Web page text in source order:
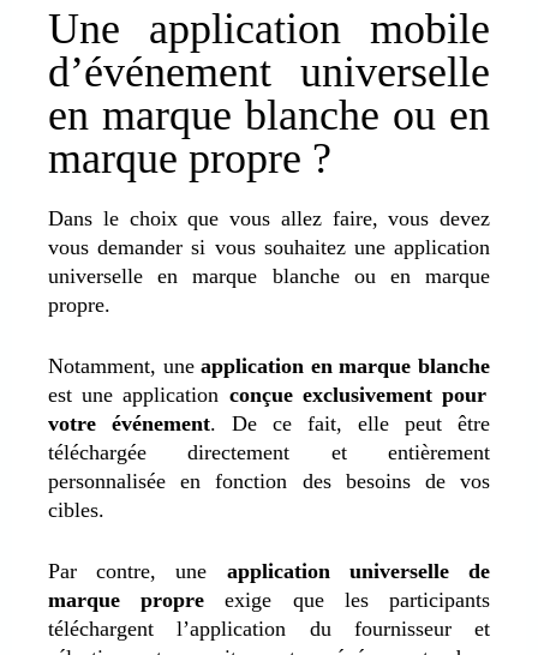
Une application mobile
d’événement universelle
en marque blanche ou en
marque propre ?
Dans le choix que vous allez faire, vous devez
vous demander si vous souhaitez une application
universelle en marque blanche ou en marque
propre.
Notamment, uneapplication en marque blanche
est une application conçue exclusivement pour
votre événement. De ce fait, elle peut être
téléchargée directement et entièrement
personnalisée en fonction des besoins de vos
cibles.
Par contre, une application universelle de
marque propre exige que les participants
téléchargent l’application du fournisseur et